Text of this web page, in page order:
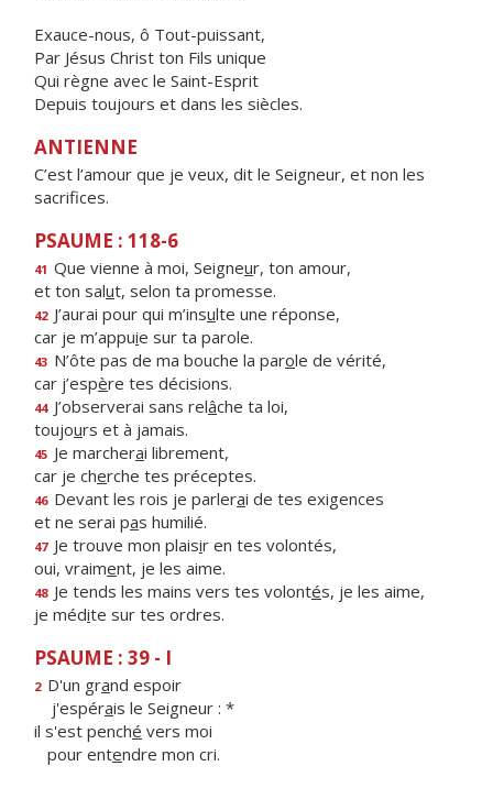
Exauce-nous, ô Tout-puissant,
Par Jésus Christ ton Fils unique
Qui règne avec le Saint-Esprit
Depuis toujours et dans les siècles.
ANTIENNE
C’est l’amour que je veux, dit le Seigneur, et non les
sacrifices.
PSAUME : 118-6
41 Que vienne à moi, Seigneur, ton amour,
et ton salut, selon ta promesse.
42 J’aurai pour qui m’insulte une réponse,
car je m’appuie sur ta parole.
43 N’ôte pas de ma bouche la parole de vérité,
car j’espère tes décisions.
44 J’observerai sans relâche ta loi,
toujours et à jamais.
45 Je marcherai librement,
car je cherche tes préceptes.
46 Devant les rois je parlerai de tes exigences
et ne serai pas humilié.
47 Je trouve mon plaisir en tes volontés,
oui, vraiment, je les aime.
48 Je tends les mains vers tes volontés, je les aime,
je médite sur tes ordres.
PSAUME : 39 - I
2 D'un grand espoir
j'espérais le Seigneur : *
il s'est penché vers moi
pour entendre mon cri.